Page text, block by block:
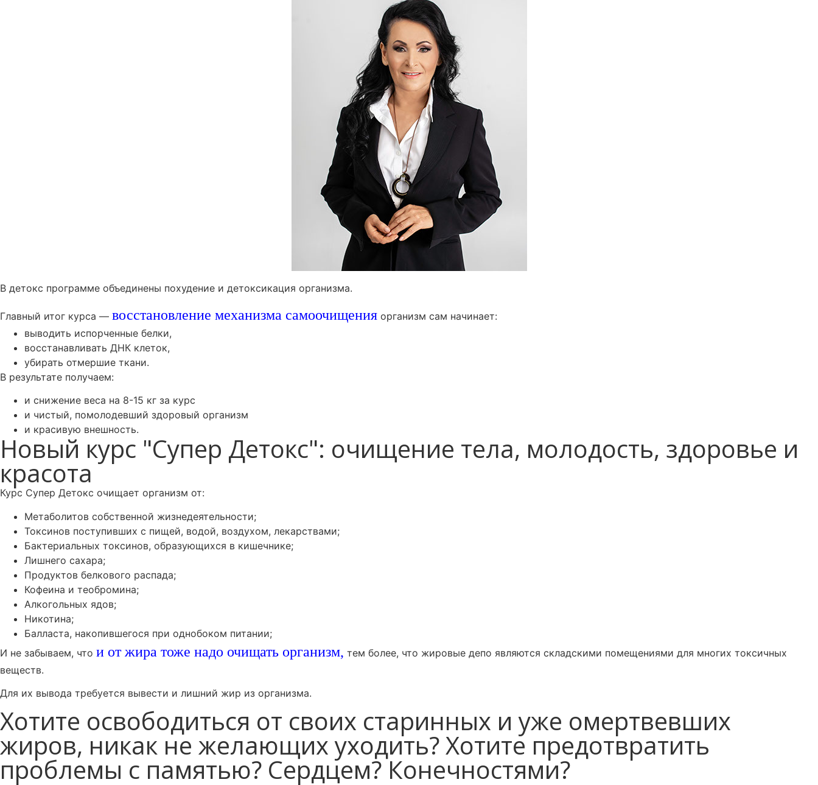
В детокс программе объединены похудение и детоксикация организма.
Главный итог курса — восстановление механизма самоочищения организм сам начинает:
выводить испорченные белки,
восстанавливать ДНК клеток,
убирать отмершие ткани.
В результате получаем:
и снижение веса на 8-15 кг за курс
и чистый, помолодевший здоровый организм
и красивую внешность.
Новый курс "Супер Детокс": очищение тела, молодость, здоровье и
красота
Курс Супер Детокс очищает организм от:
Метаболитов собственной жизнедеятельности;
Токсинов поступивших с пищей, водой, воздухом, лекарствами;
Бактериальных токсинов, образующихся в кишечнике;
Лишнего сахара;
Продуктов белкового распада;
Кофеина и теобромина;
Алкогольных ядов;
Никотина;
Балласта, накопившегося при однобоком питании;
И не забываем, что и от жира тоже надо очищать организм, тем более, что жировые депо являются складскими помещениями для многих токсичных
веществ.
Для их вывода требуется вывести и лишний жир из организма.
Хотите освободиться от своих старинных и уже омертвевших
жиров, никак не желающих уходить? Хотите предотвратить
проблемы с памятью? Сердцем? Конечностями?